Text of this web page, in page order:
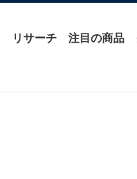
リサーチ 注目の商品